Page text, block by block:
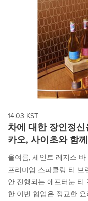
14:03 KST
차에 대한 장인정
카오, 사이초와 함
올여름, 세인트 레지스 바
프리미엄 스파클링 티 브
안 진행되는 애프터눈 티
한 이번 협업은 정교한